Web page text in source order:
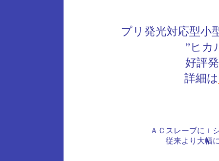
プリ発光対応型小
”ヒカ
好評
詳細は
ＡＣスレーブにｉ
従来より大幅